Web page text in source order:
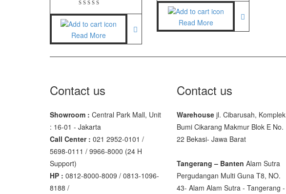
GST – 9700
Jadever
Nagata
NAGATA SP-88R
PIONEER
SPJ 303
Read More
Read More
Contact us
Showroom : Central Park Mall, Unit
: 16-01 - Jakarta
Call Center : 021 2952-0101 /
5698-0111 / 9966-8000 (24 H
Support)
HP : 0812-8000-8009 / 0813-1096-
8188 /
Contact us
Warehousejl. Cibarusah, Komplek
Bumi Cikarang Makmur Blok E No.
22 Bekasi- Jawa Barat
Tangerang – Banten Alam Sutra
Pergudangan Multi Guna T8, NO.
43- Alam Alam Sutra - Tangerang -